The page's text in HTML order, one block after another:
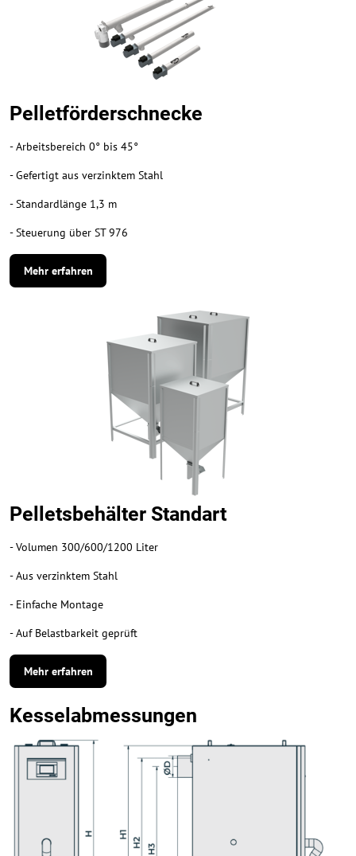
Pelletförderschnecke
- Arbeitsbereich 0° bis 45°
- Gefertigt aus verzinktem Stahl
- Standardlänge 1,3 m
- Steuerung über ST 976
Mehr erfahren
Pelletsbehälter Standart
- Volumen 300/600/1200 Liter
- Aus verzinktem Stahl
- Einfache Montage
- Auf Belastbarkeit geprüft
Mehr erfahren
Kesselabmessungen